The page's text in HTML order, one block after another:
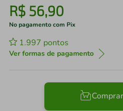
R$ 56,90
No pagamento com Pix
1.997 pontos
Ver formas de pagamento